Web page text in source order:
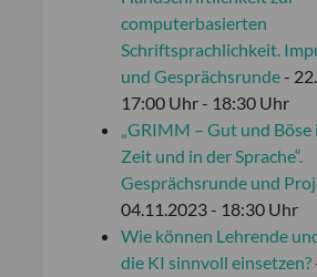
computerbasierten
Schriftsprachlichkeit.
und Gesprächsrunde-
17:00 Uhr - 18:30 Uhr
„GRIMM – Gut und Böse
Zeit und in der Sprache“.
Gesprächsrunde und
04.11.2023 - 18:30 Uhr
Wie können Lehrende
die KI sinnvoll einsetzen?